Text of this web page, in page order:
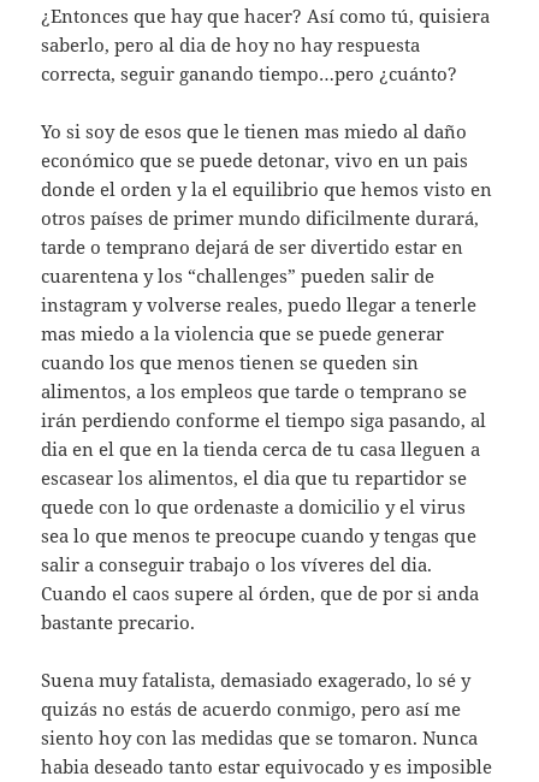
¿Entonces que hay que hacer? Así como tú, quisiera
saberlo, pero al dia de hoy no hay respuesta
correcta, seguir ganando tiempo…pero ¿cuánto?
Yo si soy de esos que le tienen mas miedo al daño
económico que se puede detonar, vivo en un pais
donde el orden y la el equilibrio que hemos visto en
otros países de primer mundo dificilmente durará,
tarde o temprano dejará de ser divertido estar en
cuarentena y los “challenges” pueden salir de
instagram y volverse reales, puedo llegar a tenerle
mas miedo a la violencia que se puede generar
cuando los que menos tienen se queden sin
alimentos, a los empleos que tarde o temprano se
irán perdiendo conforme el tiempo siga pasando, al
dia en el que en la tienda cerca de tu casa lleguen a
escasear los alimentos, el dia que tu repartidor se
quede con lo que ordenaste a domicilio y el virus
sea lo que menos te preocupe cuando y tengas que
salir a conseguir trabajo o los víveres del dia.
Cuando el caos supere al órden, que de por si anda
bastante precario.
Suena muy fatalista, demasiado exagerado, lo sé y
quizás no estás de acuerdo conmigo, pero así me
siento hoy con las medidas que se tomaron. Nunca
habia deseado tanto estar equivocado y es imposible